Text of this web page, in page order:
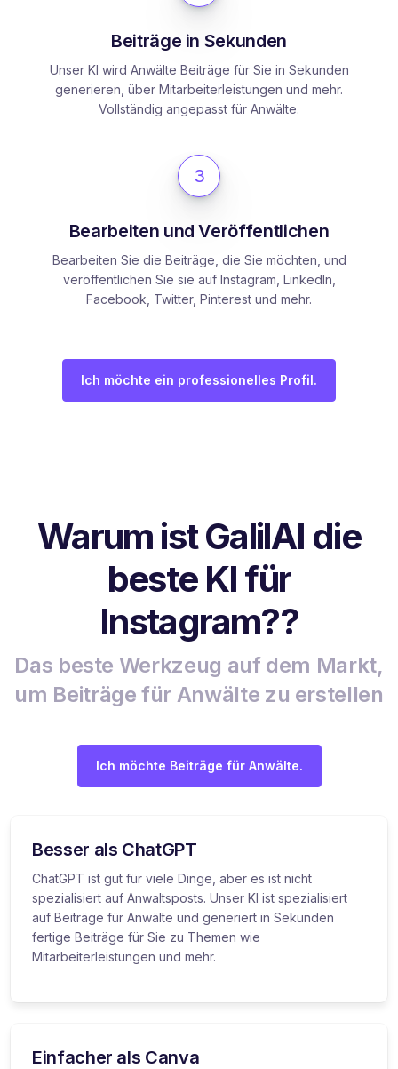
Beiträge in Sekunden
Unser KI wird Anwälte Beiträge für Sie in Sekunden
generieren, über Mitarbeiterleistungen und mehr.
Vollständig angepasst für Anwälte.
3
Bearbeiten und Veröffentlichen
Bearbeiten Sie die Beiträge, die Sie möchten, und
veröffentlichen Sie sie auf Instagram, LinkedIn,
Facebook, Twitter, Pinterest und mehr.
Ich möchte ein professionelles Profil.
Warum ist GalilAI die
beste KI für
Instagram??
Das beste Werkzeug auf dem Markt,
um Beiträge für Anwälte zu erstellen
Ich möchte Beiträge für Anwälte.
Besser als ChatGPT
ChatGPT ist gut für viele Dinge, aber es ist nicht
spezialisiert auf Anwaltsposts. Unser KI ist spezialisiert
auf Beiträge für Anwälte und generiert in Sekunden
fertige Beiträge für Sie zu Themen wie
Mitarbeiterleistungen und mehr.
Einfacher als Canva